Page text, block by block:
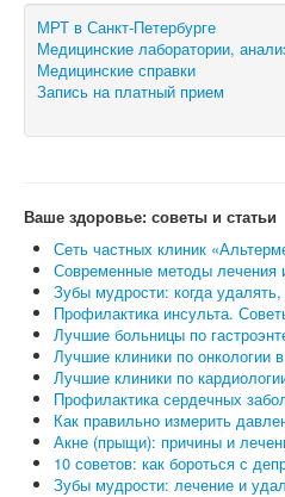
МРТ в Санкт-Петербурге
Медицинские лаборатории,
Медицинские справки
Запись на платный прием
Ваше здоровье: советы и статьи
Сеть частных клиник
Современные методы лечения
Зубы мудрости: когда
Профилактика инсульта.
Лучшие больницы по
Лучшие клиники по онкологии
Лучшие клиники по
Профилактика сердечных
Как правильно измерить
Акне (прыщи): причины и
10 советов: как бороться с
Зубы мудрости: лечение и